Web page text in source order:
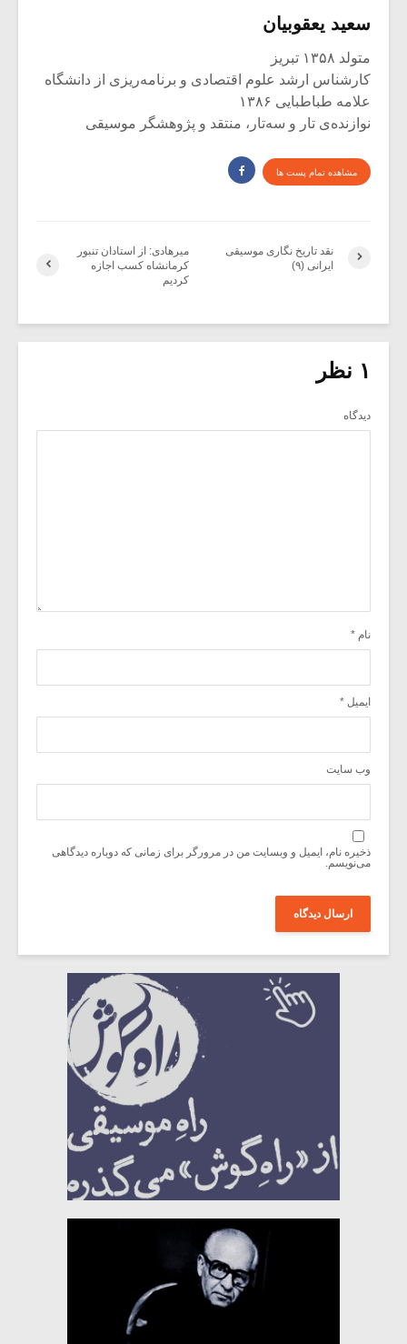
سعید یعقوبیان
متولد ۱۳۵۸ تبریز
کارشناس ارشد علوم اقتصادی و برنامه‌ریزی از دانشگاه
علامه طباطبایی ۱۳۸۶
نوازنده‌ی تار و سه‌تار، منتقد و پژوهشگر موسیقی
مشاهده تمام پست ها
میرهادی: از استادان تنبور
کرمانشاه کسب اجازه
کردیم
نقد تاریخ نگاری موسیقی
ایرانی (۹)
۱ نظر
دیدگاه
نام *
ایمیل *
وب‌ سایت
ذخیره نام، ایمیل و وبسایت من در مرورگر برای زمانی که دوباره دیدگاهی
می‌نویسم.